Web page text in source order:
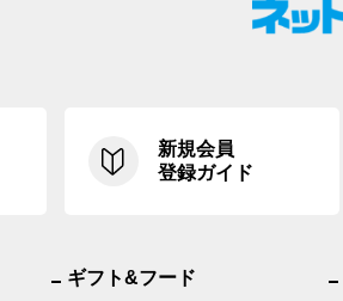
新規会員
登録ガイド
ギフト&フード